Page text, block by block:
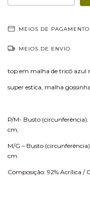
MEIOS DE PAGAMENTO
MEIOS DE ENVIO
top em malha de tricô azul
super estica, malha
P/M- Busto
cm;
M/G – Busto
cm.
Composição: 92% Acrílica /